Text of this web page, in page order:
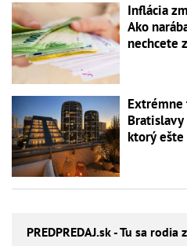
Inflácia
Ako
nechcete
Extrémne
ktorý
PREDPREDAJ.sk - Tu sa rodia